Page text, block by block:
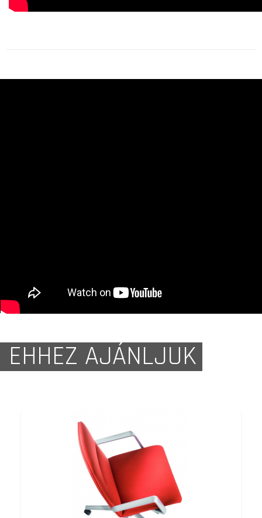
EHHEZ AJÁNLJUK